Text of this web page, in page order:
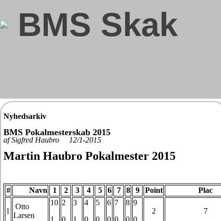
BMS Skak
Nyhedsarkiv
BMS Pokalmesterskab 2015
af Sigfred Haubro 12/1-2015
Martin Haubro Pokalmester 2015
# Navn 1 2 3 4 5 6 7 8 9 Point Plac
1
Otto
Larsen
10 2
3
4
5
6 7
8 9
2 7